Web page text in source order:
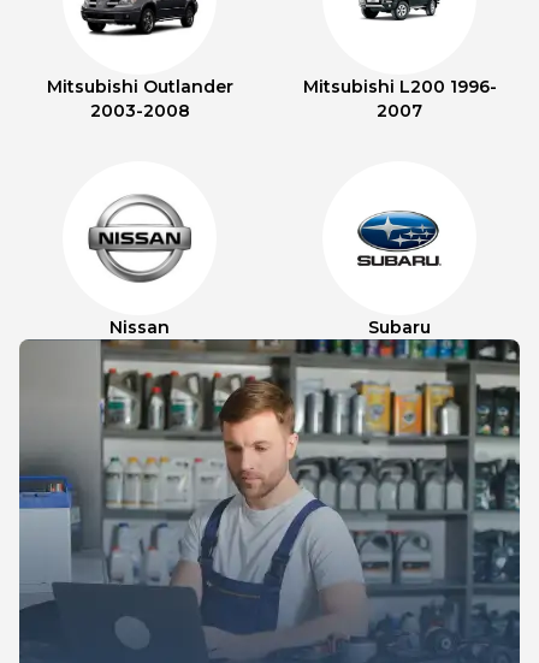
Mitsubishi Outlander
2003-2008
Mitsubishi L200 1996-
2007
Nissan Subaru